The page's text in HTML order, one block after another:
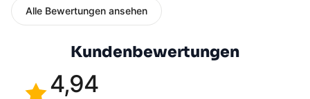
Alle Bewertungen ansehen
Kundenbewertungen
4,94